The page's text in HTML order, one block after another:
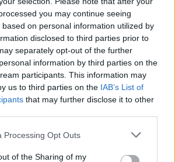
you may continue seeing
on personal information utilized by
disclosed to third parties prior to
separately opt-out of the further
information by third parties on the
participants. This information may
us to third parties on the IAB’s List of
that may further disclose it to other
website/app uses one or more Google
or usage behaviour. You may click to
Processing Opt Outs
of the Sharing of my
felismerhető az autó. Már négy
ezek a kőkorszaki, tisztán